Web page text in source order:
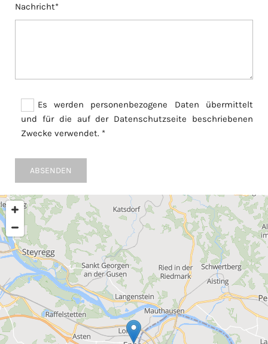
Nachricht*
Es werden personenbezogene Daten übermittelt
und für die auf der Datenschutzseite beschriebenen
Zwecke verwendet. *